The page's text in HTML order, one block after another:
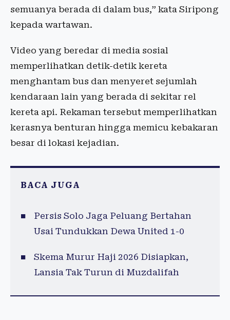
semuanya berada di dalam bus,” kata Siripong
kepada wartawan.
Video yang beredar di media sosial
memperlihatkan detik-detik kereta
menghantam bus dan menyeret sejumlah
kendaraan lain yang berada di sekitar rel
kereta api. Rekaman tersebut memperlihatkan
kerasnya benturan hingga memicu kebakaran
besar di lokasi kejadian.
BACA JUGA
Persis Solo Jaga Peluang Bertahan
Usai Tundukkan Dewa United 1-0
Skema Murur Haji 2026 Disiapkan,
Lansia Tak Turun di Muzdalifah